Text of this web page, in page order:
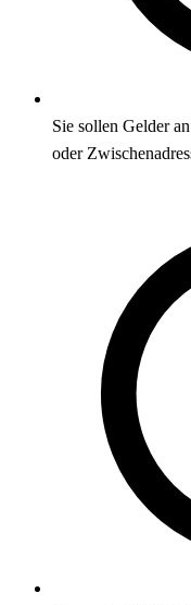
Sie sollen Gelder
oder